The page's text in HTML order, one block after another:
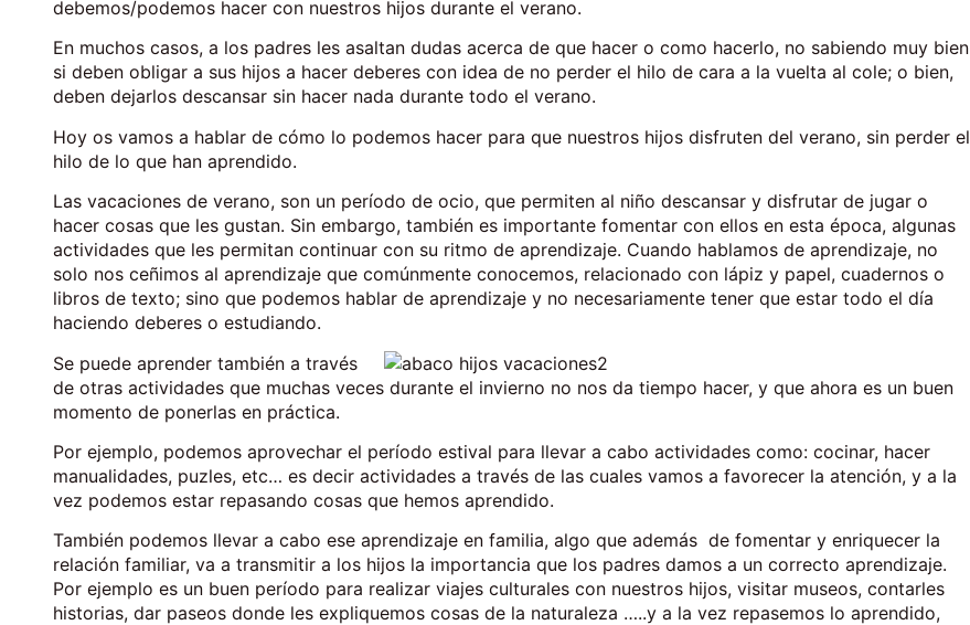
debemos/podemos hacer con nuestros hijos durante el verano.
En muchos casos, a los padres les asaltan dudas acerca de que hacer o como hacerlo, no sabiendo muy bien
si deben obligar a sus hijos a hacer deberes con idea de no perder el hilo de cara a la vuelta al cole; o bien,
deben dejarlos descansar sin hacer nada durante todo el verano.
Hoy os vamos a hablar de cómo lo podemos hacer para que nuestros hijos disfruten del verano, sin perder el
hilo de lo que han aprendido.
Las vacaciones de verano, son un período de ocio, que permiten al niño descansar y disfrutar de jugar o
hacer cosas que les gustan. Sin embargo, también es importante fomentar con ellos en esta época, algunas
actividades que les permitan continuar con su ritmo de aprendizaje. Cuando hablamos de aprendizaje, no
solo nos ceñimos al aprendizaje que comúnmente conocemos, relacionado con lápiz y papel, cuadernos o
libros de texto; sino que podemos hablar de aprendizaje y no necesariamente tener que estar todo el día
haciendo deberes o estudiando.
Se puede aprender también a través
de otras actividades que muchas veces durante el invierno no nos da tiempo hacer, y que ahora es un buen
momento de ponerlas en práctica.
Por ejemplo, podemos aprovechar el período estival para llevar a cabo actividades como: cocinar, hacer
manualidades, puzles, etc… es decir actividades a través de las cuales vamos a favorecer la atención, y a la
vez podemos estar repasando cosas que hemos aprendido.
También podemos llevar a cabo ese aprendizaje en familia, algo que además de fomentar y enriquecer la
relación familiar, va a transmitir a los hijos la importancia que los padres damos a un correcto aprendizaje.
Por ejemplo es un buen período para realizar viajes culturales con nuestros hijos, visitar museos, contarles
historias, dar paseos donde les expliquemos cosas de la naturaleza …..y a la vez repasemos lo aprendido,